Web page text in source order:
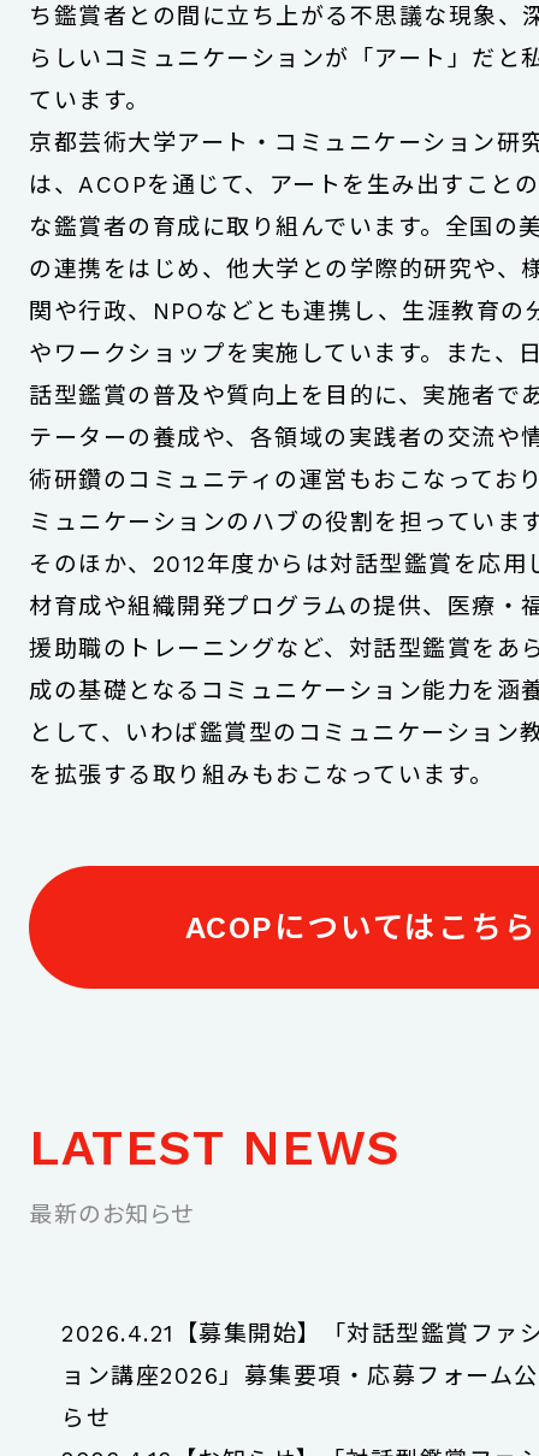
ち鑑賞者との間に立ち上がる不思議な現象、
らしいコミュニケーションが「アート」だと
ています。
京都芸術大学アート・コミュニケーション研
は、ACOPを通じて、アートを生み出すこと
な鑑賞者の育成に取り組んでいます。全国の
の連携をはじめ、他大学との学際的研究や、
関や行政、NPOなどとも連携し、生涯教育の
やワークショップを実施しています。また、
話型鑑賞の普及や質向上を目的に、実施者で
テーターの養成や、各領域の実践者の交流や
術研鑽のコミュニティの運営もおこなってお
ミュニケーションのハブの役割を担っていま
そのほか、2012年度からは対話型鑑賞を応用
材育成や組織開発プログラムの提供、医療・
援助職のトレーニングなど、対話型鑑賞をあ
成の基礎となるコミュニケーション能力を涵
として、いわば鑑賞型のコミュニケーション
を拡張する取り組みもおこなっています。
ACOPについてはこちら
LATEST NEWS
最新のお知らせ
2026.4.21
【募集開始】「対話型鑑賞ファ
ョン講座2026」募集要項・応募フォーム
らせ